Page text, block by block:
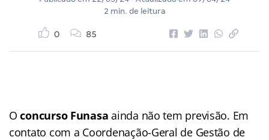
2 min. de leitura
0 85
Oconcurso Funasa ainda não tem previsão. Em
contato com a Coordenação-Geral de Gestão de